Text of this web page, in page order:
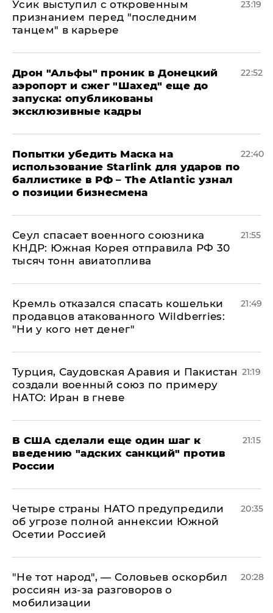
Усик выступил с откровенным
признанием перед "последним
танцем" в карьере
23:19
Дрон "Альфы" проник в Донецкий
аэропорт и сжег "Шахед" еще до
запуска: опубликованы
эксклюзивные кадры
22:52
Попытки убедить Маска на
использование Starlink для ударов по
баллистике в РФ – The Atlantic узнал
о позиции бизнесмена
22:40
​Сеул спасает военного союзника
КНДР: Южная Корея отправила РФ 30
тысяч тонн авиатоплива
21:55
Кремль отказался спасать кошельки
продавцов атакованного Wildberries:
"Ни у кого нет денег"
21:49
Турция, Саудовская Аравия и Пакистан
создали военный союз по примеру
НАТО: Иран в гневе
21:19
В США сделали еще один шаг к
введению "адских санкций" против
России
21:15
Четыре страны НАТО предупредили
об угрозе полной аннексии Южной
Осетии Россией
20:35
​"Не тот народ", — Соловьев оскорбил
россиян из-за разговоров о
мобилизации
20:28